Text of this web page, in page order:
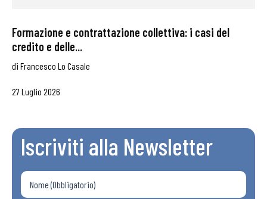
Formazione e contrattazione collettiva: i casi del
credito e delle...
di Francesco Lo Casale
27 Luglio 2026
Iscriviti alla Newsletter